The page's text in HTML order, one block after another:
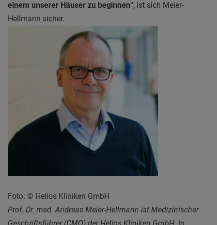
einem unserer Häuser zu beginnen“, ist sich Meier-
Hellmann sicher.
Foto: © Helios Kliniken GmbH
Prof. Dr. med. Andreas Meier-Hellmann ist Medizinischer